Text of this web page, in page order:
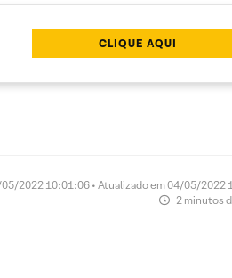
CLIQUE AQUI
2022 10:01:06 • Atualizado em 04/05/2022
2 minutos